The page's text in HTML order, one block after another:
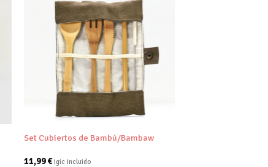
a tu
lista de
Set Cubiertos de Bambú/Bambaw
11,99€ igic incluido